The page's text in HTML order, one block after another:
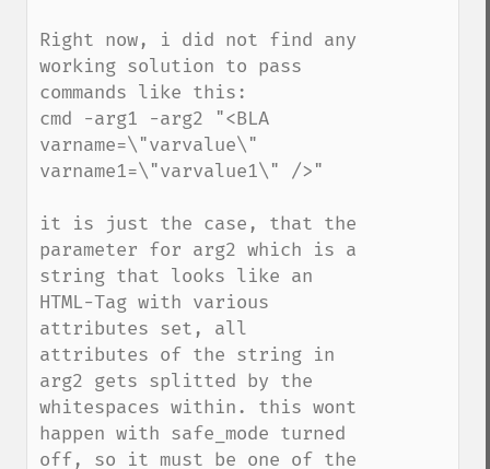
Right now, i did not find any
working solution to pass
commands like this:
cmd -arg1 -arg2 "<BLA
varname=\"varvalue\"
varname1=\"varvalue1\" />"
it is just the case, that the
parameter for arg2 which is a
string that looks like an
HTML-Tag with various
attributes set, all
attributes of the string in
arg2 gets splitted by the
whitespaces within. this wont
happen with safe_mode turned
off, so it must be one of the